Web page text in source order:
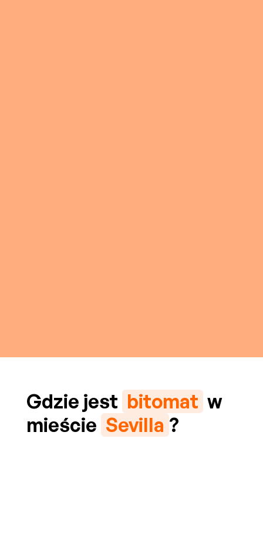
Gdzie jest bitomat w
mieście Sevilla ?